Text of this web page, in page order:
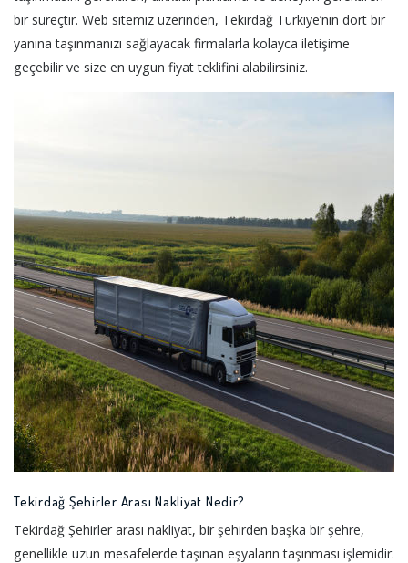
bir süreçtir. Web sitemiz üzerinden, Tekirdağ Türkiye’nin dört bir
yanına taşınmanızı sağlayacak firmalarla kolayca iletişime
geçebilir ve size en uygun fiyat teklifini alabilirsiniz.
Tekirdağ Şehirler Arası Nakliyat Nedir?
Tekirdağ Şehirler arası nakliyat, bir şehirden başka bir şehre,
genellikle uzun mesafelerde taşınan eşyaların taşınması işlemidir.